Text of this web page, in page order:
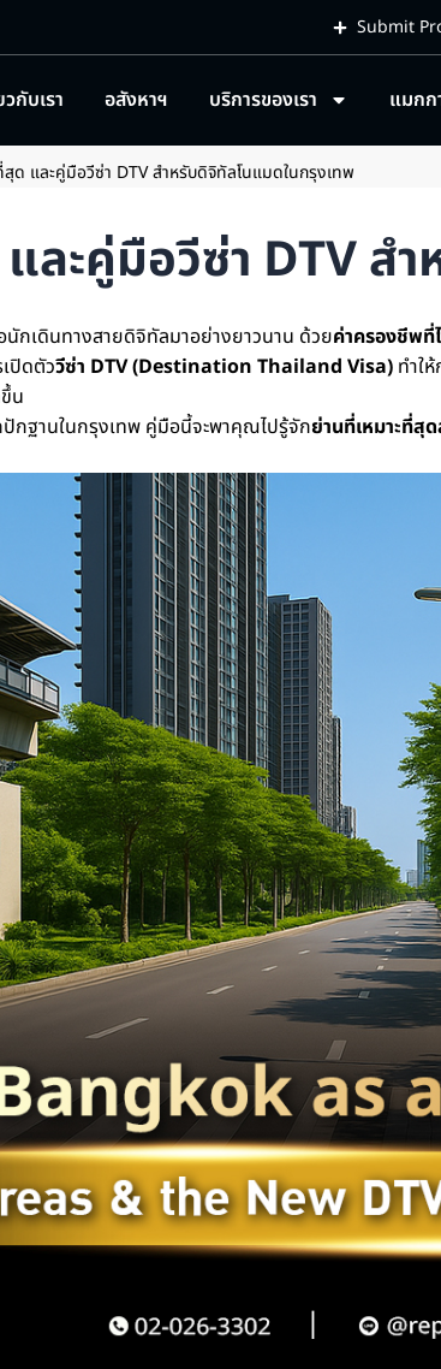
Submit
วกับเรา อสังหาฯ บริการของเรา แมกก
ด และคู่มือวีซ่า DTV สำหรับดิจิทัลโนแมดในกรุงเทพ
ละคู่มือวีซ่า DTV ส
กเดินทางสายดิจิทัลมาอย่างยาวนาน ด้วยค่าครองชีพที่
ปิดตัววีซ่า DTV(Destination Thailand Visa) ทำใ
น
กฐานในกรุงเทพ คู่มือนี้จะพาคุณไปรู้จักย่านที่เหมาะที่สุ